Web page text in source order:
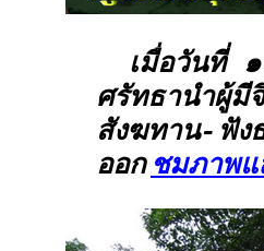
เมื่อวันที่
ศรัทธานำผู้มี
สังฆทาน-ฟัง
ออก ชมภาพ